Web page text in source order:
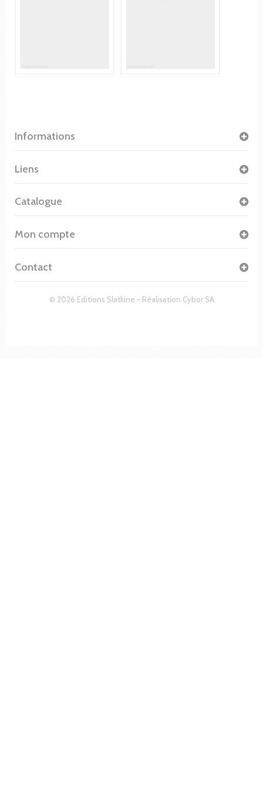
Informations
© 2026 Editions Slatkine - Réalisation Cybor SA
Liens
Catalogue
Mon compte
Contact